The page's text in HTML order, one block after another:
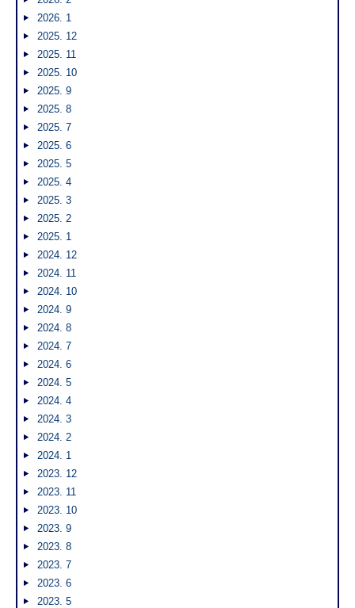
2026. 1
2025. 12
2025. 11
2025. 10
2025. 9
2025. 8
2025. 7
2025. 6
2025. 5
2025. 4
2025. 3
2025. 2
2025. 1
2024. 12
2024. 11
2024. 10
2024. 9
2024. 8
2024. 7
2024. 6
2024. 5
2024. 4
2024. 3
2024. 2
2024. 1
2023. 12
2023. 11
2023. 10
2023. 9
2023. 8
2023. 7
2023. 6
2023. 5